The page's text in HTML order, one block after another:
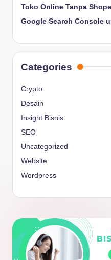
Toko Online Tanpa
Google Search Console
Categories
Crypto
Desain
Insight Bisnis
SEO
Uncategorized
Website
Wordpress